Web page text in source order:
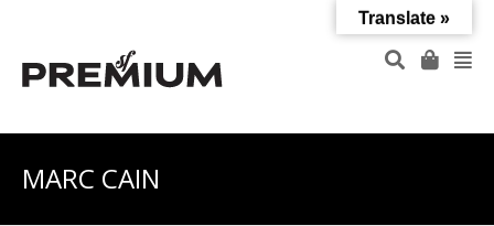
MARC CAIN
Translate »